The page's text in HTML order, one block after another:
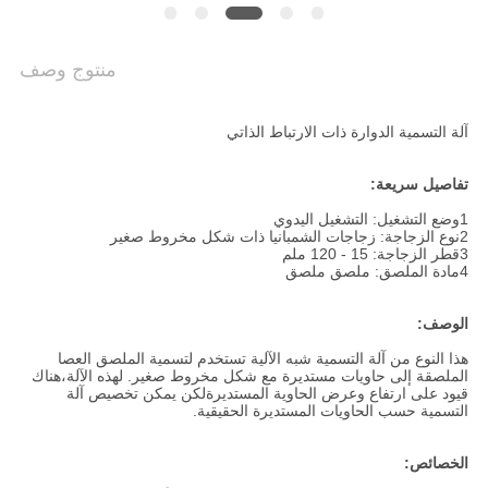
منتوج وصف
آلة التسمية الدوارة ذات الارتباط الذاتي
تفاصيل سريعة:
1وضع التشغيل: التشغيل اليدوي
2نوع الزجاجة: زجاجات الشمبانيا ذات شكل مخروط صغير
3قطر الزجاجة: 15 - 120 ملم
4مادة الملصق: ملصق ملصق
الوصف:
هذا النوع من آلة التسمية شبه الآلية تستخدم لتسمية الملصق العصا
الملصقة إلى حاويات مستديرة مع شكل مخروط صغير. لهذه الآلة،هناك
قيود على ارتفاع وعرض الحاوية المستديرةلكن يمكن تخصيص آلة
التسمية حسب الحاويات المستديرة الحقيقية.
الخصائص: